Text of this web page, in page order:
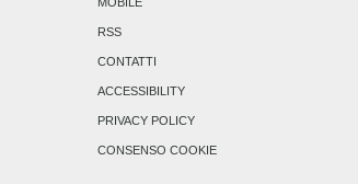
RSS
CONTATTI
ACCESSIBILITY
PRIVACY POLICY
CONSENSO COOKIE